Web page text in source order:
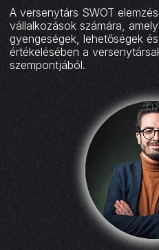
A versenytárs SWOT
vállalkozások számára,
gyengeségek, lehetőségek
értékelésében a
szempontjából.